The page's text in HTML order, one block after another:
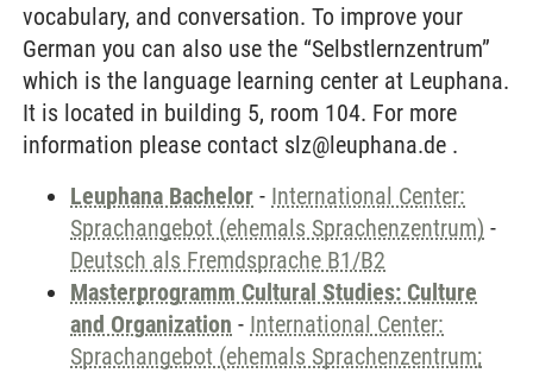
vocabulary, and conversation. To improve your
German you can also use the “Selbstlernzentrum”
which is the language learning center at Leuphana.
It is located in building 5, room 104. For more
information please contact slz@leuphana.de .
Leuphana Bachelor - International Center:
Sprachangebot (ehemals Sprachenzentrum) -
Deutsch als Fremdsprache B1/B2
Masterprogramm Cultural Studies: Culture
and Organization - International Center:
Sprachangebot (ehemals Sprachenzentrum;